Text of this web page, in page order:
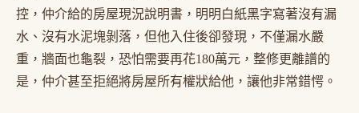
控，仲介給的房屋現況說明書，明明白紙黑字寫著沒有漏
水、沒有水泥塊剝落，但他入住後卻發現，不僅漏水嚴
重，牆面也龜裂，恐怕需要再花180萬元，整修更離譜的
是，仲介甚至拒絕將房屋所有權狀給他，讓他非常錯愕。